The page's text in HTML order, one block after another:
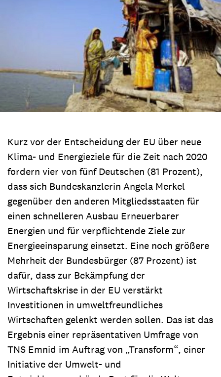
Kurz vor der Entscheidung der EU über neue
Klima- und Energieziele für die Zeit nach 2020
fordern vier von fünf Deutschen (81 Prozent),
dass sich Bundeskanzlerin Angela Merkel
gegenüber den anderen Mitgliedsstaaten für
einen schnelleren Ausbau Erneuerbarer
Energien und für verpflichtende Ziele zur
Energieeinsparung einsetzt. Eine noch größere
Mehrheit der Bundesbürger (87 Prozent) ist
dafür, dass zur Bekämpfung der
Wirtschaftskrise in der EU verstärkt
Investitionen in umweltfreundliches
Wirtschaften gelenkt werden sollen. Das ist das
Ergebnis einer repräsentativen Umfrage von
TNS Emnid im Auftrag von „Transform“, einer
Initiative der Umwelt- und